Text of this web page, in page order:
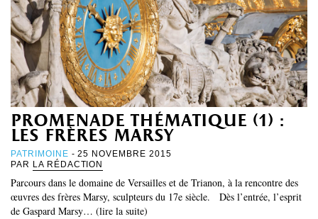
promenade thématique (1) :
les frères marsy
PATRIMOINE - 25 NOVEMBRE 2015
PAR LA RÉDACTION
Parcours dans le domaine de Versailles et de Trianon, à la rencontre des
œuvres des frères Marsy, sculpteurs du 17e siècle. Dès l’entrée, l’esprit
de Gaspard Marsy… (lire la suite)